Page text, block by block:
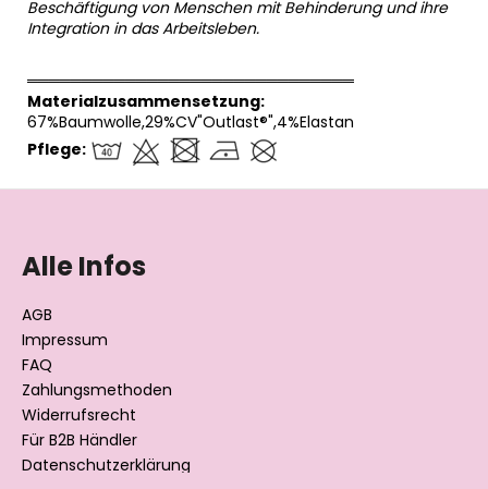
Beschäftigung von Menschen mit Behinderung und ihre
Integration in das Arbeitsleben.
══════════════════════════════
Materialzusammensetzung:
67%Baumwolle,29%CV"Outlast®",4%Elastan
Pflege:
F
Alle Infos
AGB
Impressum
FAQ
Zahlungsmethoden
Widerrufsrecht
Für B2B Händler
Datenschutzerklärung